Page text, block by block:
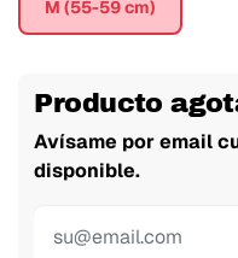
M (55-59 cm)
Producto
Avísame por email
disponible.